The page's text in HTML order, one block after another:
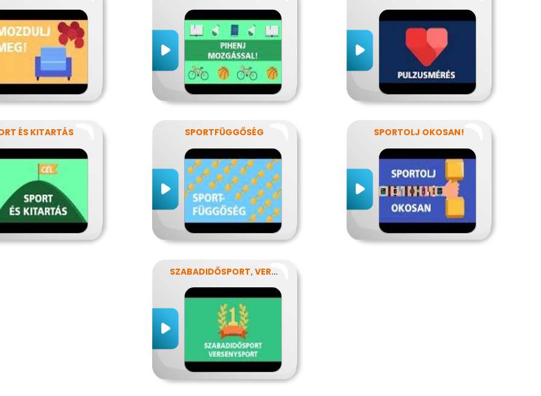
ÉS KITARTÁS SPORTFÜGGŐSÉG SPORTOLJ OKOSAN!
SZABADIDŐSPORT, VERSENYSPORT